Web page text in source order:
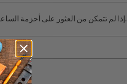
إذا لم تتمكن من العثور على أحزمة الساعات التي تبحث عنها، يرجى استخدام صندوق البحث الموجود في الزاوية العلوية اليمنى.
لم يتم